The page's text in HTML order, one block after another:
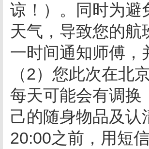
谅！）。同时为避
天气，导致您的航
一时间通知师傅，
（2）您此次在北
每天可能会有调换
己的随身物品及认
20:00之前，用短